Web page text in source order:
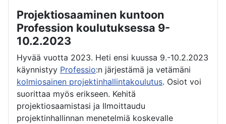
Projektiosaaminen kuntoon
Profession koulutuksessa 9-
10.2.2023
Hyvää vuotta 2023. Heti ensi kuussa 9.-10.2.2023
käynnistyy Professio:n järjestämä ja vetämäni
kolmiosainen projektinhallintakoulutus. Osiot voi
suorittaa myös erikseen. Kehitä
projektiosaamistasi ja Ilmoittaudu
projektinhallinnan menetelmiä koskevalle